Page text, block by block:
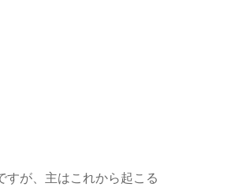
が、主はこれから起こる